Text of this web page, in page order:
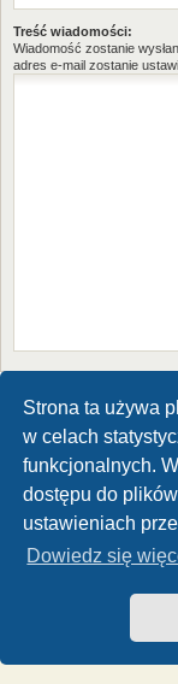
Strona ta używa
w celach
funkcjonalnych.
dostępu do
ustawieniach
Dowiedz się
Treść wiadomości:
Wiadomość zostanie
adres e-mail zostanie
Forum Dinozaury.com
Technologię